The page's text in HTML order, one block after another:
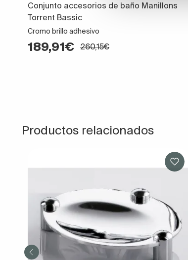
Conjunto accesorios de baño Manillons
Torrent Bassic
Cromo brillo adhesivo
189,91€ 260,15€
Productos relacionados